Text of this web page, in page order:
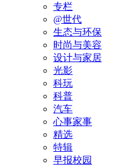
专栏
@世代
生态与环保
时尚与美容
设计与家居
光影
科玩
科普
汽车
心事家事
精选
特辑
早报校园